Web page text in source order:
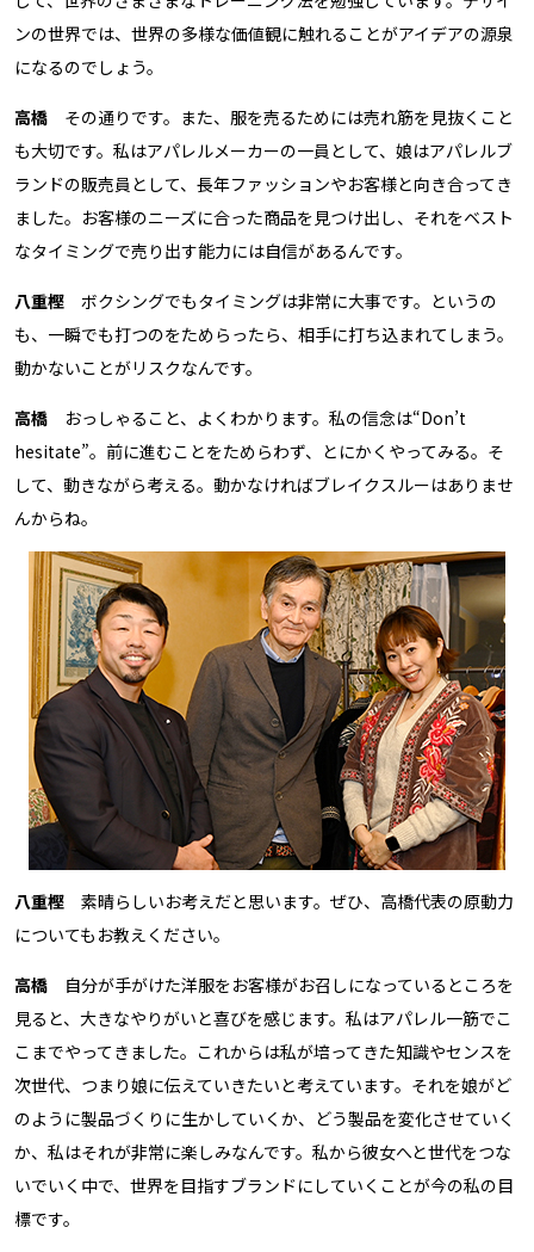
ンの世界では、世界の多様な価値観に触れることがアイデアの源泉
になるのでしょう。
高橋 その通りです。また、服を売るためには売れ筋を見抜くこと
も大切です。私はアパレルメーカーの一員として、娘はアパレルブ
ランドの販売員として、長年ファッションやお客様と向き合ってき
ました。お客様のニーズに合った商品を見つけ出し、それをベスト
なタイミングで売り出す能力には自信があるんです。
八重樫 ボクシングでもタイミングは非常に大事です。というの
も、一瞬でも打つのをためらったら、相手に打ち込まれてしまう。
動かないことがリスクなんです。
高橋 おっしゃること、よくわかります。私の信念は“Don’t
hesitate”。前に進むことをためらわず、とにかくやってみる。そ
して、動きながら考える。動かなければブレイクスルーはありませ
んからね。
八重樫 素晴らしいお考えだと思います。ぜひ、高橋代表の原動力
についてもお教えください。
高橋 自分が手がけた洋服をお客様がお召しになっているところを
見ると、大きなやりがいと喜びを感じます。私はアパレル一筋でこ
こまでやってきました。これからは私が培ってきた知識やセンスを
次世代、つまり娘に伝えていきたいと考えています。それを娘がど
のように製品づくりに生かしていくか、どう製品を変化させていく
か、私はそれが非常に楽しみなんです。私から彼女へと世代をつな
いでいく中で、世界を目指すブランドにしていくことが今の私の目
標です。